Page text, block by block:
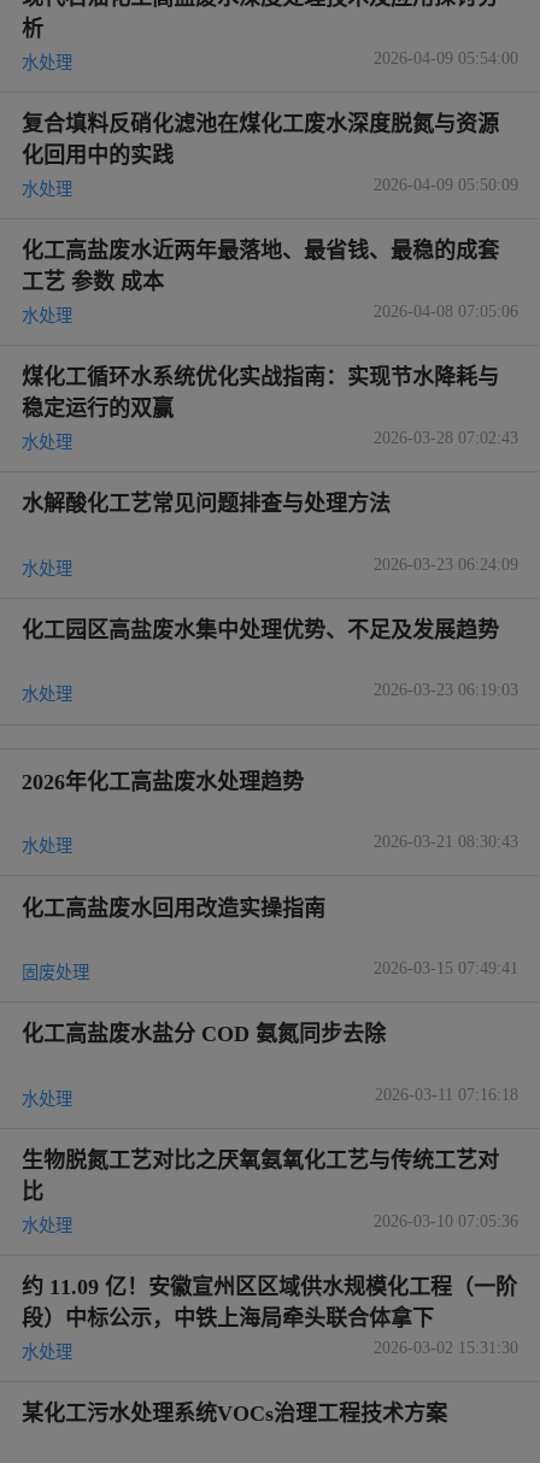
析
水处理 2026-04-09 05:54:00
复合填料反硝化滤池在煤化工废水深度脱氮与资源
化回用中的实践
水处理 2026-04-09 05:50:09
化工高盐废水近两年最落地、最省钱、最稳的成套
工艺 参数 成本
水处理 2026-04-08 07:05:06
煤化工循环水系统优化实战指南：实现节水降耗与
稳定运行的双赢
水处理 2026-03-28 07:02:43
水解酸化工艺常见问题排查与处理方法
水处理 2026-03-23 06:24:09
化工园区高盐废水集中处理优势、不足及发展趋势
水处理 2026-03-23 06:19:03
2026年化工高盐废水处理趋势
水处理 2026-03-21 08:30:43
化工高盐废水回用改造实操指南
固废处理 2026-03-15 07:49:41
化工高盐废水盐分 COD 氨氮同步去除
水处理 2026-03-11 07:16:18
生物脱氮工艺对比之厌氧氨氧化工艺与传统工艺对
比
水处理 2026-03-10 07:05:36
约 11.09 亿！安徽宣州区区域供水规模化工程（一阶
段）中标公示，中铁上海局牵头联合体拿下
水处理 2026-03-02 15:31:30
某化工污水处理系统VOCs治理工程技术方案